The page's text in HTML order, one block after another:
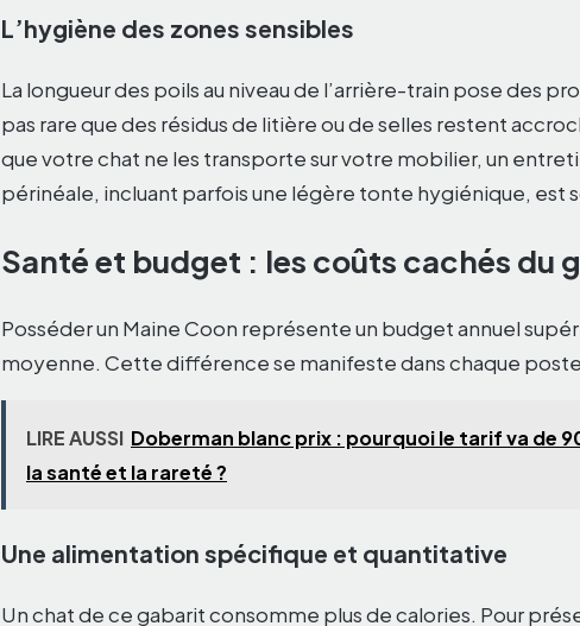
L’hygiène des zones sensibles
La longueur des poils au niveau de l’arrière-train pose des
pas rare que des résidus de litière ou de selles restent
que votre chat ne les transporte sur votre mobilier, un
périnéale, incluant parfois une légère tonte hygiénique, est
Santé et budget : les coûts cachés du
Posséder un Maine Coon représente un budget annuel
moyenne. Cette différence se manifeste dans chaque
LIRE AUSSI Doberman blanc prix : pourquoi le tarif va de
la santé et la rareté ?
Une alimentation spécifique et quantitative
Un chat de ce gabarit consomme plus de calories. Pour